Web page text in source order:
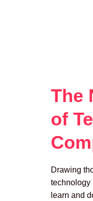
The
of
Drawing
technology
learn and